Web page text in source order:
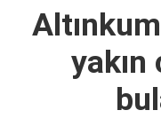
Altınkum
yakın